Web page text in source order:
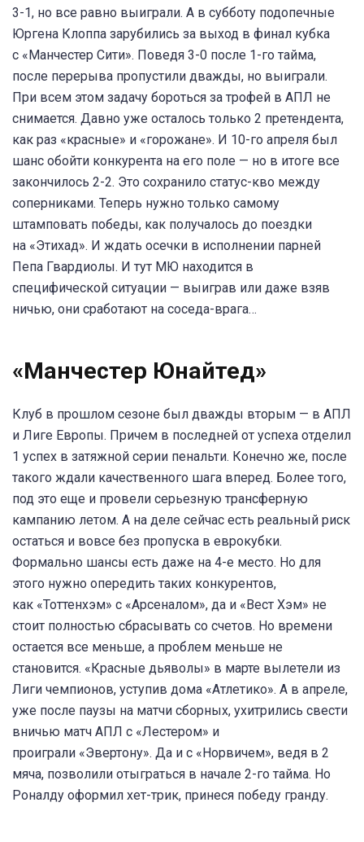
3-1, но все равно выиграли. А в субботу подопечные
Юргена Клоппа зарубились за выход в финал кубка
с «Манчестер Сити». Поведя 3-0 после 1-го тайма,
после перерыва пропустили дважды, но выиграли.
При всем этом задачу бороться за трофей в АПЛ не
снимается. Давно уже осталось только 2 претендента,
как раз «красные» и «горожане». И 10-го апреля был
шанс обойти конкурента на его поле — но в итоге все
закончилось 2-2. Это сохранило статус-кво между
соперниками. Теперь нужно только самому
штамповать победы, как получалось до поездки
на «Этихад». И ждать осечки в исполнении парней
Пепа Гвардиолы. И тут МЮ находится в
специфической ситуации — выиграв или даже взяв
ничью, они сработают на соседа-врага…
«Манчестер Юнайтед»
Клуб в прошлом сезоне был дважды вторым — в АПЛ
и Лиге Европы. Причем в последней от успеха отделил
1 успех в затяжной серии пенальти. Конечно же, после
такого ждали качественного шага вперед. Более того,
под это еще и провели серьезную трансферную
кампанию летом. А на деле сейчас есть реальный риск
остаться и вовсе без пропуска в еврокубки.
Формально шансы есть даже на 4-е место. Но для
этого нужно опередить таких конкурентов,
как «Тоттенхэм» с «Арсеналом», да и «Вест Хэм» не
стоит полностью сбрасывать со счетов. Но времени
остается все меньше, а проблем меньше не
становится. «Красные дьяволы» в марте вылетели из
Лиги чемпионов, уступив дома «Атлетико». А в апреле,
уже после паузы на матчи сборных, ухитрились свести
вничью матч АПЛ с «Лестером» и
проиграли «Эвертону». Да и с «Норвичем», ведя в 2
мяча, позволили отыграться в начале 2-го тайма. Но
Роналду оформил хет-трик, принеся победу гранду.